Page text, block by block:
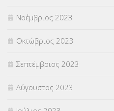
Νοέμβριος 2023
Οκτώβριος 2023
Σεπτέμβριος 2023
Αύγουστος 2023